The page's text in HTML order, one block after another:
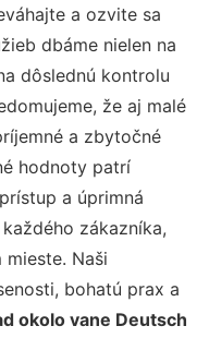
a ozvite sa
dbáme nielen na
dôslednú kontrolu
že aj malé
a zbytočné
hodnoty patrí
a úprimná
zákazníka,
Naši
bohatú prax a
okolo vane Deutsch